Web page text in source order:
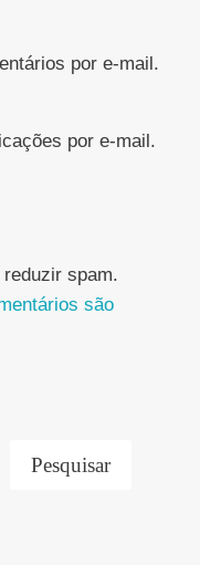
por e-mail.
por e-mail.
spam.
são
Pesquisar